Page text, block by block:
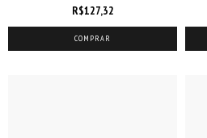
R$127,32
COMPRAR